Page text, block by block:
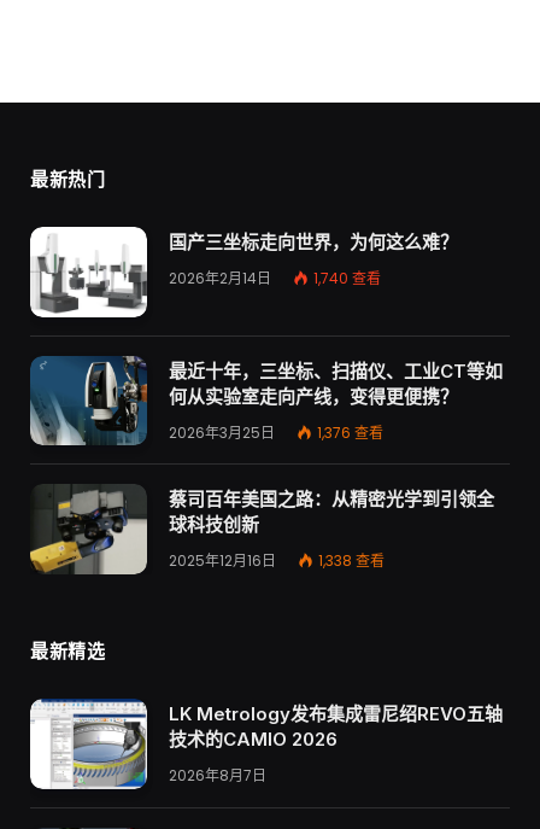
最新热门
国产三坐标走向世界，为何这么难？
2026年2月14日 1,740 查看
最近十年，三坐标、扫描仪、工业CT等如
何从实验室走向产线，变得更便携？
2026年3月25日 1,376 查看
蔡司百年美国之路：从精密光学到引领全
球科技创新
2025年12月16日 1,338 查看
最新精选
LK Metrology发布集成雷尼绍REVO五轴
技术的CAMIO 2026
2026年8月7日